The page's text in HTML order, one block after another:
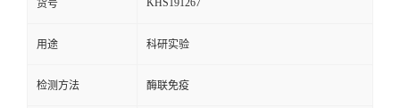
货号 KHS191267
用途 科研实验
检测方法 酶联免疫